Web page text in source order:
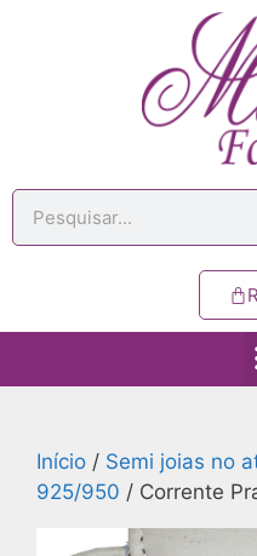
Início / Semi joias no
925/950 / Corrente